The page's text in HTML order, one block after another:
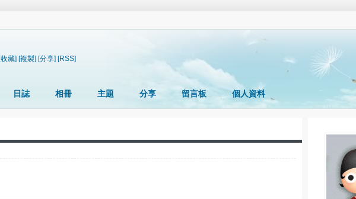
藏] [複製] [分享] [RSS]
日誌 相冊 主題 分享 留言板 個人資料